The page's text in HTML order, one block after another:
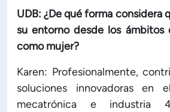
UDB: ¿De qué forma considera
su entorno desde los ámbitos
como mujer?
Karen: Profesionalmente,
soluciones innovadoras
mecatrónica e industria